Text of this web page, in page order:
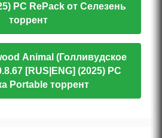
PC RePack от Селезень
торрент
Animal (Голливудское
[RUS|ENG] (2025) PC
Portable торрент